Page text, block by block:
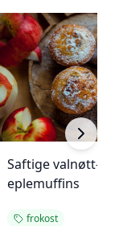
Saftige valnøtt- og
eplemuffins
frokost